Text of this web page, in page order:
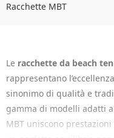
Racchette MBT
Le racchette da beach
rappresentano
sinonimo di qualità e
gamma di modelli adatti
MBT uniscono